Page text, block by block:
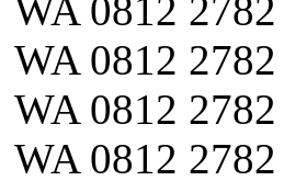
WA 0812
WA 0812
WA 0812
WA 0812